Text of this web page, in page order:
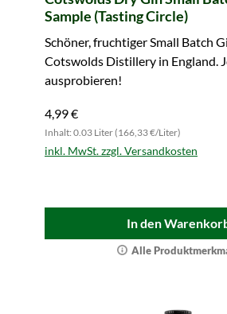
Sample (Tasting Circle)
Schöner, fruchtiger Small Batch
Cotswolds Distillery in England.
ausprobieren!
4,99 €
Inhalt: 0.03 Liter (166,33 €/Liter)
inkl. MwSt. zzgl. Versandkosten
In den
Alle